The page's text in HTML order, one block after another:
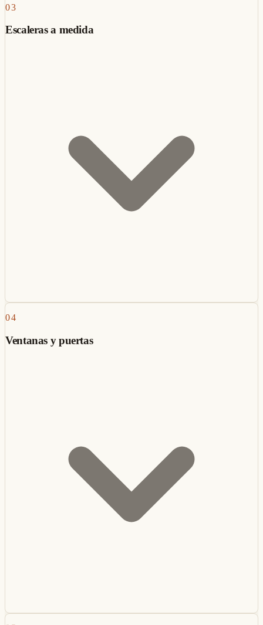
03
Escaleras a medida
04
Ventanas y puertas